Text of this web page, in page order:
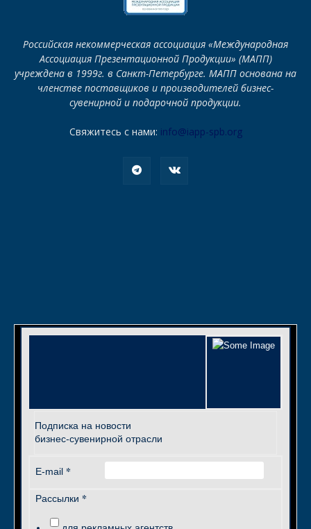
Российская некоммерческая ассоциация «Международная
Ассоциация Презентационной Продукции» (МАПП)
учреждена в 1999г. в Санкт-Петербурге. МАПП основана на
членстве поставщиков и производителей бизнес-
сувенирной и подарочной продукции.
Свяжитесь с нами: info@iapp-spb.org
Подписка на новости
бизнес-сувенирной отрасли
E-mail *
Рассылки *